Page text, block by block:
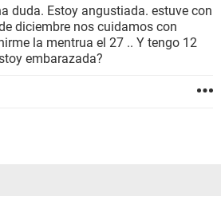
duda. Estoy angustiada. estuve con
diciembre nos cuidamos con
la mentrua el 27 .. Y tengo 12
embarazada?